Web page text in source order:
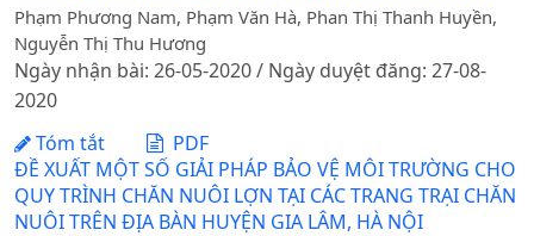
Phạm Phương Nam, Phạm Văn Hà, Phan Thị Thanh Huyền,
Nguyễn Thị Thu Hương
Ngày nhận bài: 26-05-2020 / Ngày duyệt đăng: 27-08-
2020
Tóm tắt
PDF
ĐỀ XUẤT MỘT SỐ GIẢI PHÁP BẢO VỆ MÔI TRƯỜNG CHO
QUY TRÌNH CHĂN NUÔI LỢN TẠI CÁC TRANG TRẠI CHĂN
NUÔI TRÊN ĐỊA BÀN HUYỆN GIA LÂM, HÀ NỘI